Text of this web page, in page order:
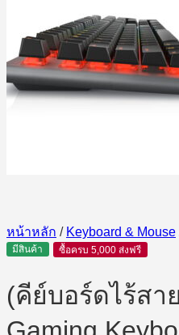
หน้าหลัก / Keyboard & Mouse
มีสินค้า ซื้อครบ 5,000 ส่งฟรี
(คีย์บอร์ดไร้สา